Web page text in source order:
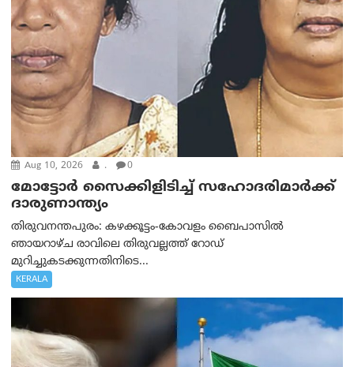
Aug 10, 2026 . 0
മോട്ടോര്‍ സൈക്കിളിടിച്ച് സഹോദരിമാര്‍ക്ക്
ദാരുണാന്ത്യം
തിരുവനന്തപുരം: കഴക്കൂട്ടം-കോവളം ബൈപാസിൽ
ഞായറാഴ്ച രാവിലെ തിരുവല്ലത്ത് റോഡ്
മുറിച്ചുകടക്കുന്നതിനിടെ...
KERALA